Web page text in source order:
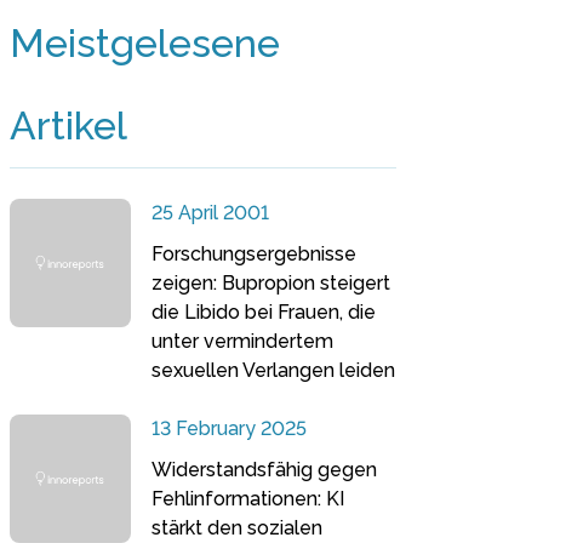
Meistgelesene
Artikel
25 April 2001
Forschungsergebnisse
zeigen: Bupropion steigert
die Libido bei Frauen, die
unter vermindertem
sexuellen Verlangen leiden
13 February 2025
Widerstandsfähig gegen
Fehlinformationen: KI
stärkt den sozialen